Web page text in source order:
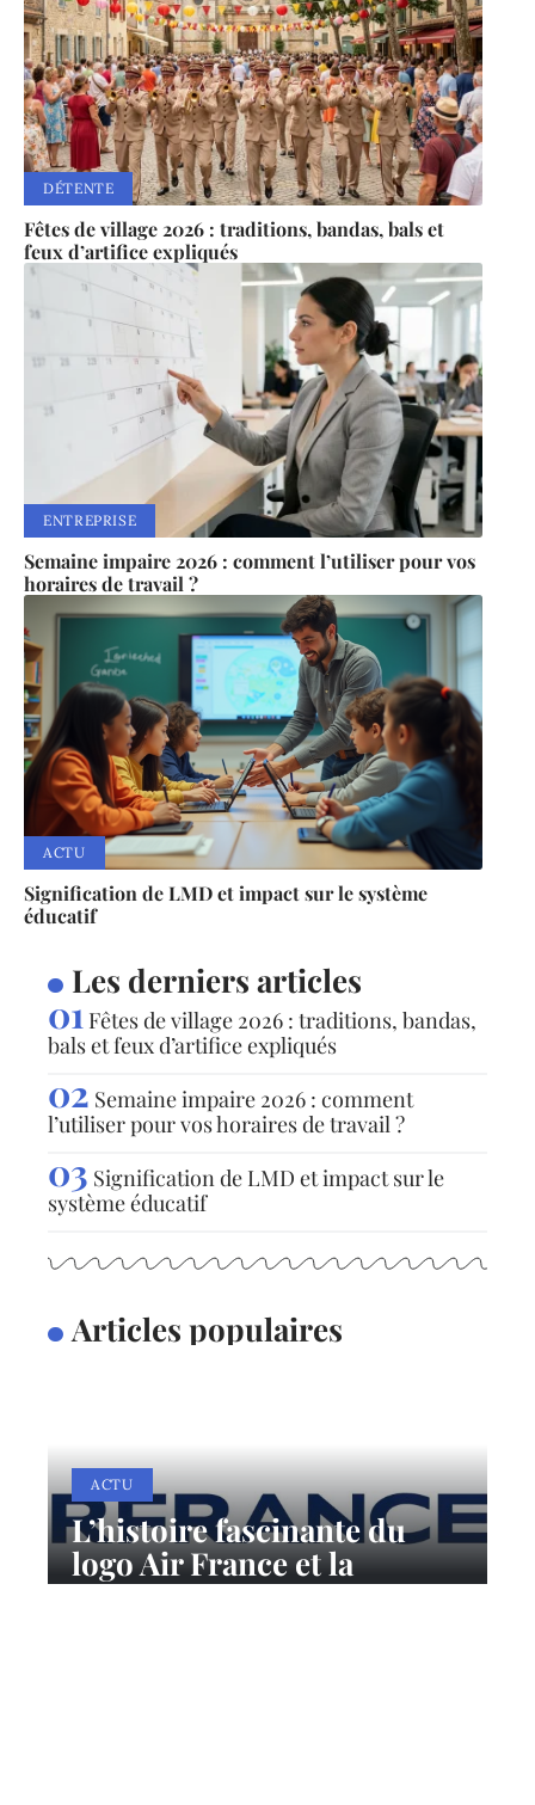
DÉTENTE
Fêtes de village 2026 : traditions, bandas, bals et
feux d’artifice expliqués
ENTREPRISE
Semaine impaire 2026 : comment l’utiliser pour vos
horaires de travail ?
ACTU
Signification de LMD et impact sur le système
éducatif
Les derniers articles
Fêtes de village 2026 : traditions, bandas,
bals et feux d’artifice expliqués
Semaine impaire 2026 : comment
l’utiliser pour vos horaires de travail ?
Signification de LMD et impact sur le
système éducatif
Articles populaires
ACTU
L’histoire fascinante du
logo Air France et la
signification de son